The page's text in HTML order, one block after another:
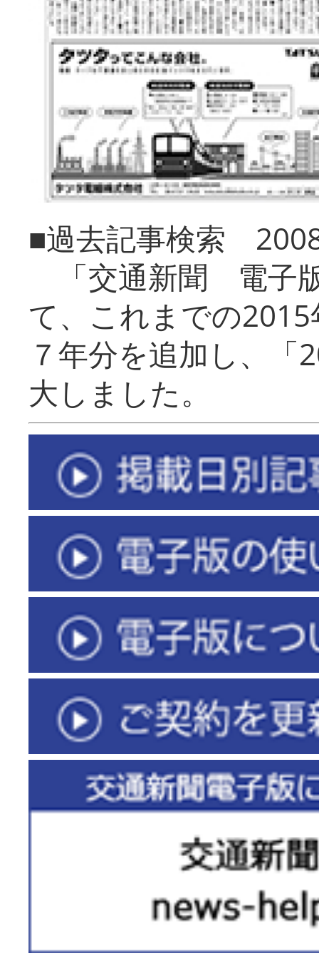
■過去記事検索
「交通新聞 電子
て、これまでの
７年分を追加し、「
大しまし